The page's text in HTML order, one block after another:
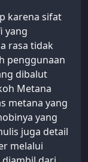
karena sifat
yang
rasa tidak
penggunaan
dibalut
Metana
metana yang
yang
juga detail
melalui